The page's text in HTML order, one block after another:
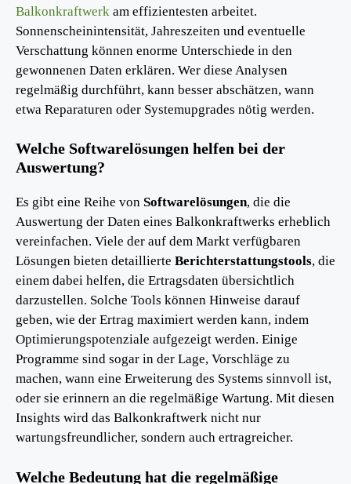
Balkonkraftwerk am effizientesten arbeitet.
Sonnenscheinintensität, Jahreszeiten und eventuelle
Verschattung können enorme Unterschiede in den
gewonnenen Daten erklären. Wer diese Analysen
regelmäßig durchführt, kann besser abschätzen, wann
etwa Reparaturen oder Systemupgrades nötig werden.
Welche Softwarelösungen helfen bei der
Auswertung?
Es gibt eine Reihe von Softwarelösungen, die die
Auswertung der Daten eines Balkonkraftwerks erheblich
vereinfachen. Viele der auf dem Markt verfügbaren
Lösungen bieten detaillierte Berichterstattungstools, die
einem dabei helfen, die Ertragsdaten übersichtlich
darzustellen. Solche Tools können Hinweise darauf
geben, wie der Ertrag maximiert werden kann, indem
Optimierungspotenziale aufgezeigt werden. Einige
Programme sind sogar in der Lage, Vorschläge zu
machen, wann eine Erweiterung des Systems sinnvoll ist,
oder sie erinnern an die regelmäßige Wartung. Mit diesen
Insights wird das Balkonkraftwerk nicht nur
wartungsfreundlicher, sondern auch ertragreicher.
Welche Bedeutung hat die regelmäßige